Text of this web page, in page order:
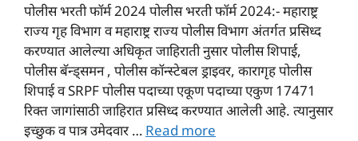
पोलीस भरती फॉर्म 2024 पोलीस भरती फॉर्म 2024:- महाराष्ट्र
राज्य गृह विभाग व महाराष्ट्र राज्य पोलीस विभाग अंतर्गत प्रसिध्द
करण्यात आलेल्या अधिकृत जाहिराती नुसार पोलीस शिपाई,
पोलीस बॅन्ड्समन , पोलीस कॉन्स्टेबल ड्राइवर, कारागृह पोलीस
शिपाई व SRPF पोलीस पदाच्या एकूण पदाच्या एकुण 17471
रिक्त जागांसाठी जाहिरात प्रसिध्द करण्यात आलेली आहे. त्यानुसार
इच्छुक व पात्र उमेदवार … Read more